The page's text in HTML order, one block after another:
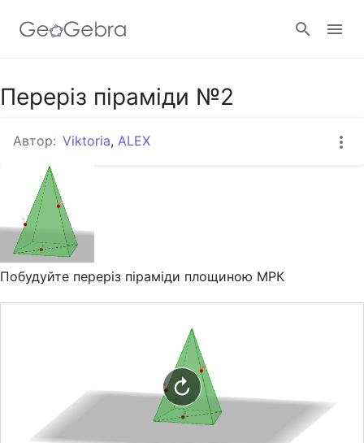
Google Клас
GeoGebra Клас
Переріз піраміди №2
Автор: Viktoria, ALEX
Побудуйте переріз піраміди площиною МРК